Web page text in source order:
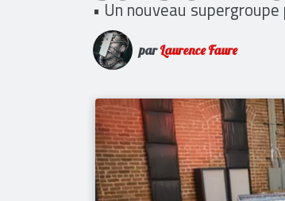
• Un nouveau
parLaurence Faure